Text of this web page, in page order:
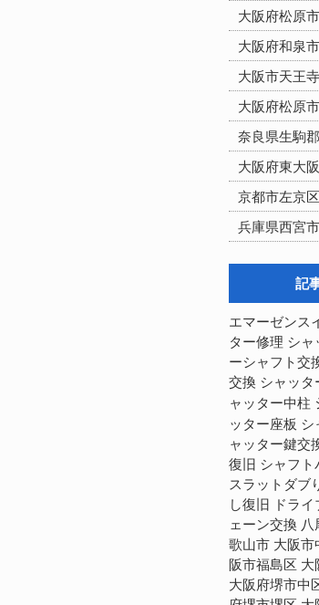
大阪府松原
大阪府和泉
大阪市天王
大阪府松原
奈良県生駒
大阪府東大
京都市左京
兵庫県西宮
記
エマーゼンス
ター修理 シャ
ーシャフト交
交換 シャッタ
ャッター中柱
ッター座板 シ
ャッター鍵交
復旧 シャフト
スラットダブ
し復旧
ドラ
ェーン交換 八
歌山市 大阪市
阪市福島区 大
大阪府堺市中